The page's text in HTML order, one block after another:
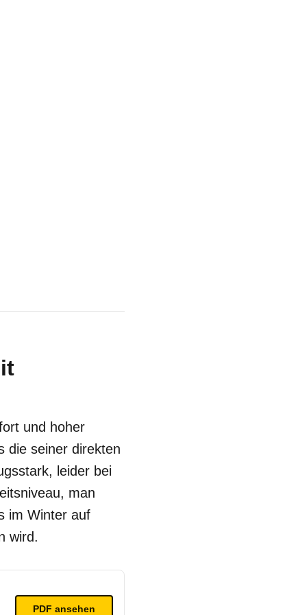
und hoher
die seiner direkten
leider bei
man
im Winter auf
wird.
PDF ansehen